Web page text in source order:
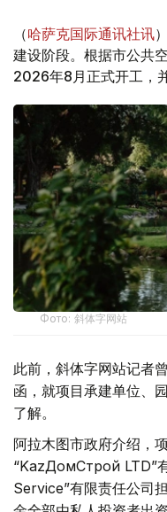
（哈萨克国际通讯社讯
建设阶段。根据市公共
2026年8月正式开工，
Фото: 斜体字网站
此前，斜体字网站记者
函，就项目承建单位、
了解。
阿拉木图市政府介绍，
“KazДомСтрой LTD”
Service”有限责任公司